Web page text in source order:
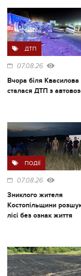
ДТП
07.08.26
Вчора біля Квасилова
сталася ДТП з
ПОДІЇ
07.08.26
Зниклого жителя
Костопільщини
лісі без ознак життя